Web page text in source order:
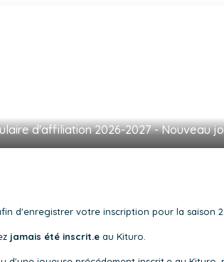
d'affiliation 2026-2027 - Nouveau
d'enregistrer votre inscription pour la saison
jamais été inscrit.e au Kituro.